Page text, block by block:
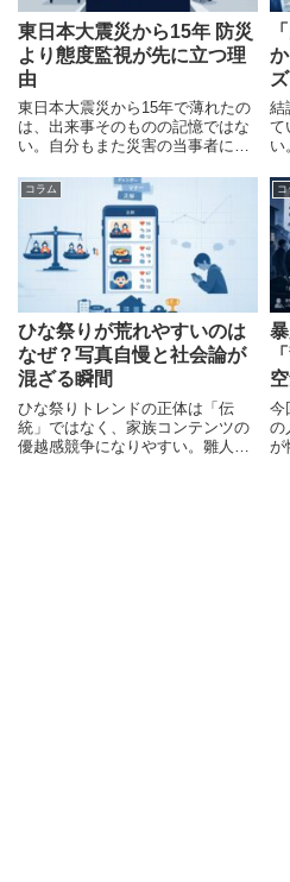
東日本大震災から15年 防災
より態度監視が先に立つ理
由
東日本大震災から15年で薄れたの
は、出来事そのものの記憶ではな
い。自分もまた災害の当事者にな
のたびに追悼の言葉が並ぶ一方
で、防災の話になると急に空気が
散る。このズレを直視しない限
り、「忘れない」という言葉は社
会
結
て
い
課
う
と
コラム
ひな祭りが荒れやすいのは
なぜ？写真自慢と社会論が
混ざる瞬間
ひな祭りトレンドの正体は「伝
統」ではなく、家族コンテンツの
優越感競争になりやすい。雛人
コ
今
の
が